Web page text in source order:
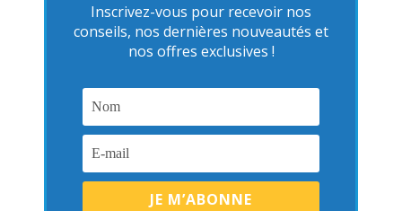
Inscrivez-vous pour recevoir nos
conseils, nos dernières nouveautés et
nos offres exclusives !